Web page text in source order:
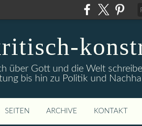
über Gott und die Welt
bis hin zu Politik und
SEITEN ARCHIVE KONTAKT